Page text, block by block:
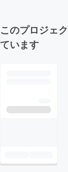
このプロジェ
ています